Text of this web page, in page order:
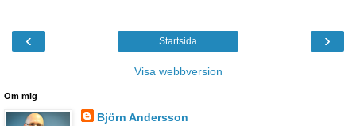
‹ ›
Startsida
Visa webbversion
Om mig
Björn Andersson